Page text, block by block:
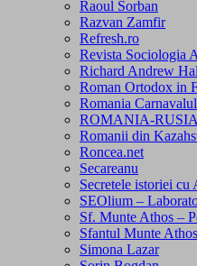
Raoul Sorban
Razvan Zamfir
Refresh.ro
Revista Sociologia
Richard Andrew
Roman Ortodox in
Romania
ROMANIA-
Romanii din
Roncea.net
Secareanu
Secretele istoriei
SEOlium –
Sf. Munte Athos –
Sfantul Munte Athos
Simona Lazar